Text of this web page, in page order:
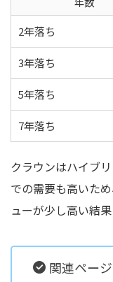
2年落ち
3年落ち
5年落ち
7年落ち
クラウンはハイブ
での需要も高いた
ューが少し高い結果
関連ページ